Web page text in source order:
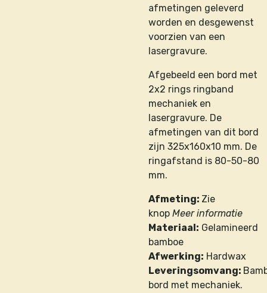
afmetingen geleverd
worden en desgewenst
voorzien van een
lasergravure.
Afgebeeld een bord met
2x2 rings ringband
mechaniek en
lasergravure. De
afmetingen van dit bord
zijn 325x160x10 mm. De
ringafstand is 80-50-80
mm.
Afmeting: Zie
knop Meer informatie
Materiaal: Gelamineerd
bamboe
Afwerking: Hardwax
Leveringsomvang:
bord met mechaniek.